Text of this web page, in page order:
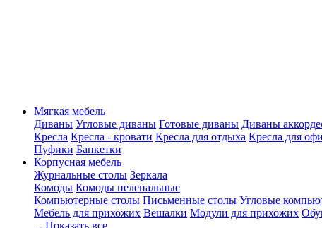
Мягкая мебель
Диваны Угловые диваны Готовые диваны Диваны
Кресла Кресла - кровати Кресла для отдыха Кресла для
Пуфики Банкетки
Корпусная мебель
Журнальные столы Зеркала
Комоды Комоды пеленальные
Компьютерные столы Письменные столы Угловые
Мебель для прихожих Вешалки Модули для прихожих
... Показать все